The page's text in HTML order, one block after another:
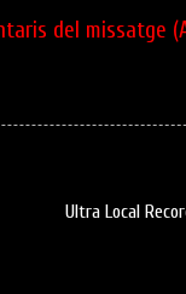
del missatge
Ultra Local